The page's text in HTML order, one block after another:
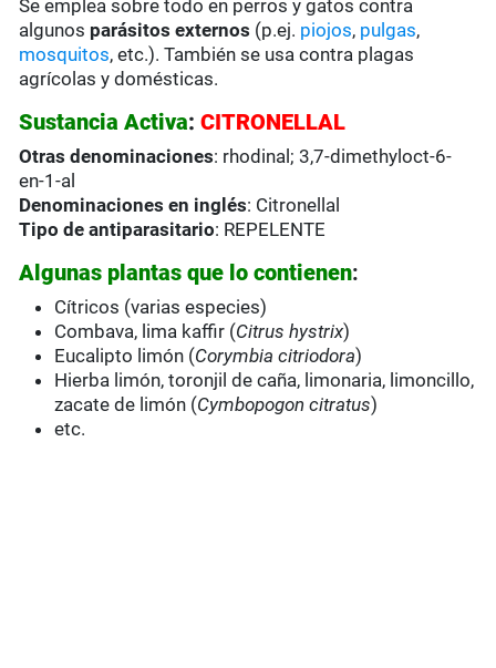
Se emplea sobre todo en perros y gatos contra
algunos parásitos externos (p.ej. piojos, pulgas,
mosquitos, etc.). También se usa contra plagas
agrícolas y domésticas.
Sustancia Activa:CITRONELLAL
Otras denominaciones: rhodinal; 3,7-dimethyloct-6-
en-1-al
Denominaciones en inglés: Citronellal
Tipo de antiparasitario: REPELENTE
Algunas plantas que lo contienen:
Cítricos (varias especies)
Combava, lima kaffir (Citrus hystrix)
Eucalipto limón (Corymbia citriodora)
Hierba limón, toronjil de caña, limonaria, limoncillo,
zacate de limón (Cymbopogon citratus)
etc.